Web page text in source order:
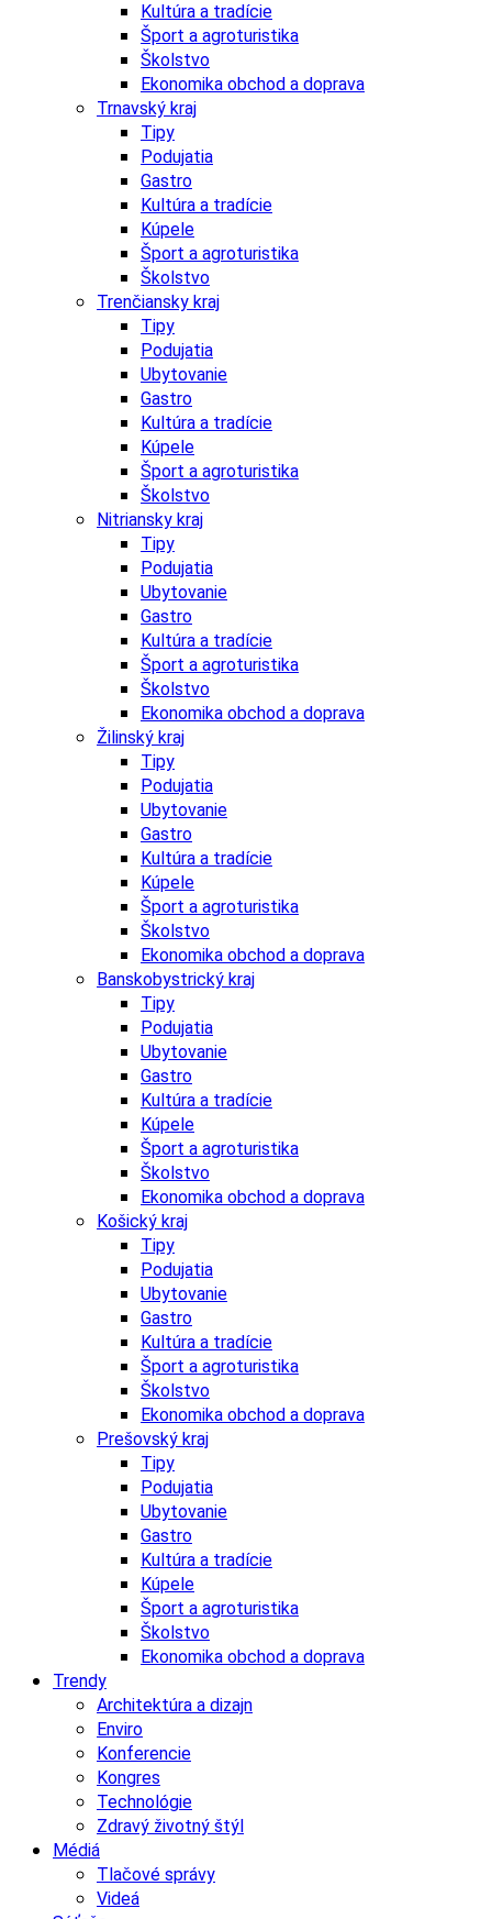
Kultúra a tradície
Šport a agroturistika
Školstvo
Ekonomika obchod a doprava
Trnavský kraj
Tipy
Podujatia
Gastro
Kultúra a tradície
Kúpele
Šport a agroturistika
Školstvo
Trenčiansky kraj
Tipy
Podujatia
Ubytovanie
Gastro
Kultúra a tradície
Kúpele
Šport a agroturistika
Školstvo
Nitriansky kraj
Tipy
Podujatia
Ubytovanie
Gastro
Kultúra a tradície
Šport a agroturistika
Školstvo
Ekonomika obchod a doprava
Žilinský kraj
Tipy
Podujatia
Ubytovanie
Gastro
Kultúra a tradície
Kúpele
Šport a agroturistika
Školstvo
Ekonomika obchod a doprava
Banskobystrický kraj
Tipy
Podujatia
Ubytovanie
Gastro
Kultúra a tradície
Kúpele
Šport a agroturistika
Školstvo
Ekonomika obchod a doprava
Košický kraj
Tipy
Podujatia
Ubytovanie
Gastro
Kultúra a tradície
Šport a agroturistika
Školstvo
Ekonomika obchod a doprava
Prešovský kraj
Tipy
Podujatia
Ubytovanie
Gastro
Kultúra a tradície
Kúpele
Šport a agroturistika
Školstvo
Ekonomika obchod a doprava
Trendy
Architektúra a dizajn
Enviro
Konferencie
Kongres
Technológie
Zdravý životný štýl
Médiá
Tlačové správy
Videá